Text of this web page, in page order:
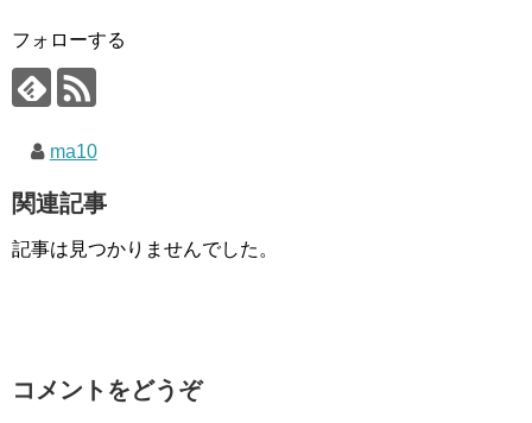
フォローする
ma10
関連記事
記事は見つかりませんでした。
コメントをどうぞ